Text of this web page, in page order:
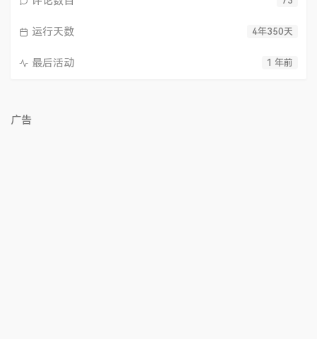
4年350天
运行天数
1 年前
最后活动
广告